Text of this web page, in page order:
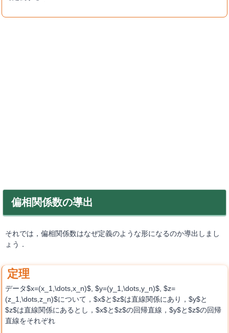
偏相関係数の導出
それでは，偏相関係数はなぜ定義のような形になるのか導出しまし
ょう．
データ$x=(x_1,\dots,x_n)$, $y=(y_1,\dots,y_n)$, $z=
(z_1,\dots,z_n)$について，$x$と$z$は直線関係にあり，$y$と
$z$は直線関係にあるとし，$x$と$z$の回帰直線，$y$と$z$の回帰
直線をそれぞれ